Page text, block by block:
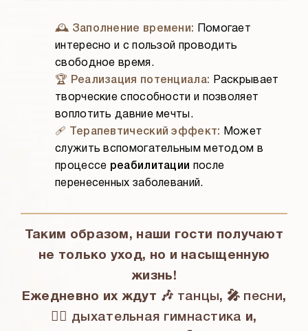
🕰️ Заполнение времени: Помогает
интересно и с пользой проводить
свободное время.
🏆 Реализация потенциала: Раскрывает
творческие способности и позволяет
воплотить давние мечты.
🩹 Терапевтический эффект:
Может
служить вспомогательным методом в
процессе реабилитации
после
перенесенных заболеваний.
Таким образом, наши гости получают
не только уход, но и насыщенную
жизнь!
Ежедневно их ждут 🎶 танцы, 🎤 песни,
🧘‍♀️ дыхательная гимнастика и,